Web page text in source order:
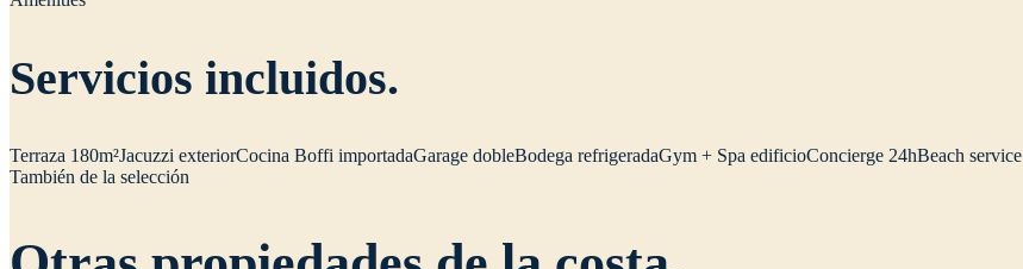
Servicios incluidos.
Terraza 180m²Jacuzzi exteriorCocina Boffi importadaGarage dobleBodega refrigeradaGym + Spa edificioConcierge 24hBeach service
También de la selección